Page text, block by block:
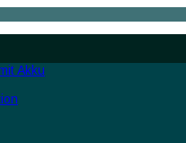
Akku